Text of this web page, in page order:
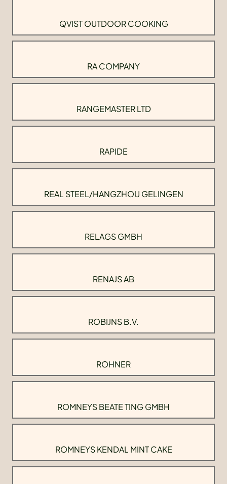
QVIST OUTDOOR COOKING
RA COMPANY
RANGEMASTER LTD
RAPIDE
REAL STEEL/HANGZHOU GELINGEN
RELAGS GMBH
RENAJS AB
ROBIJNS B.V.
ROHNER
ROMNEYS BEATE TING GMBH
ROMNEYS KENDAL MINT CAKE